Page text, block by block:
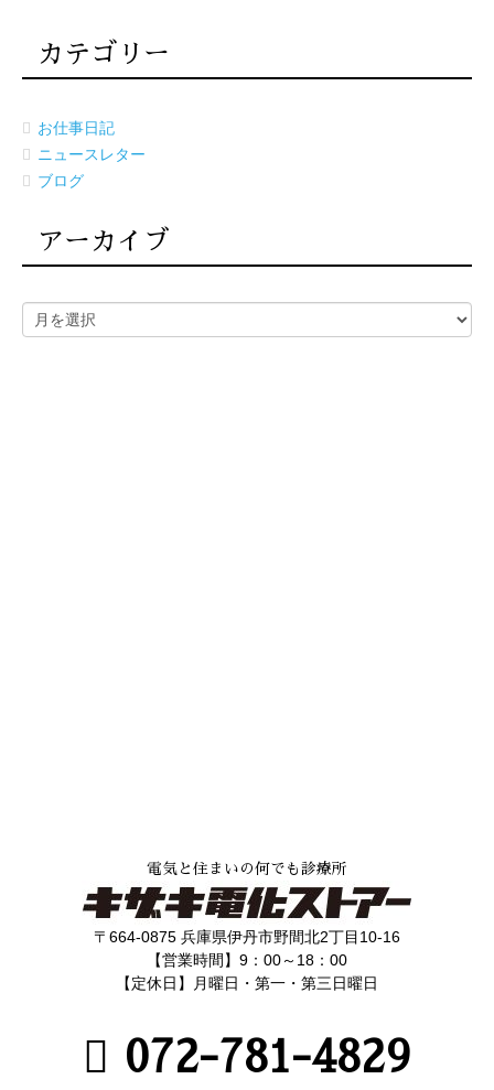
カテゴリー
お仕事日記
ニュースレター
ブログ
アーカイブ
電気と住まいの何でも診療所
〒664-0875 兵庫県伊丹市野間北2丁目10-16
【営業時間】9：00～18：00
【定休日】月曜日・第一・第三日曜日
072-781-4829